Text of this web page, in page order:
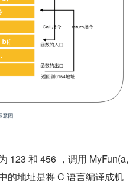
123 和 456 ，调用 MyFun(a,
的地址是将 C 语言编译成机